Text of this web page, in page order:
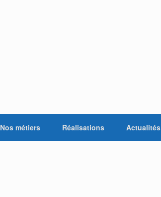
Nos métiers Réalisations Actualités